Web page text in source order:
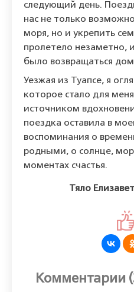
следующий день.
нас не только
моря, но и укрепить
пролетело незаметно,
было возвращаться
Уезжая из Туапсе, я
которое стало для
источником
поездка оставила в
воспоминания о
родными, о солнце,
моментах счастья.
Тяло
Комментарии